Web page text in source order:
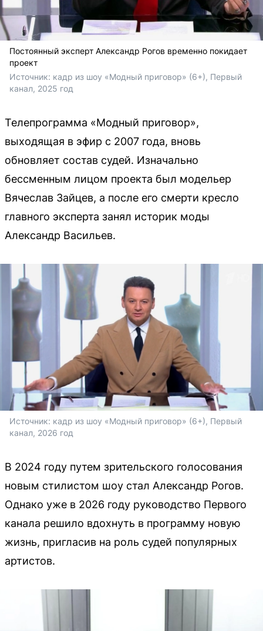
Постоянный эксперт Александр Рогов временно покидает
проект
Источник: кадр из шоу «Модный приговор» (6+), Первый
канал, 2025 год
Телепрограмма «Модный приговор»,
выходящая в эфир с 2007 года, вновь
обновляет состав судей. Изначально
бессменным лицом проекта был модельер
Вячеслав Зайцев, а после его смерти кресло
главного эксперта занял историк моды
Александр Васильев.
Источник: кадр из шоу «Модный приговор» (6+), Первый
канал, 2026 год
В 2024 году путем зрительского голосования
новым стилистом шоу стал Александр Рогов.
Однако уже в 2026 году руководство Первого
канала решило вдохнуть в программу новую
жизнь, пригласив на роль судей популярных
артистов.